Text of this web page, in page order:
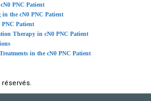
PNC Patient
the cN0 PNC Patient
Patient
Therapy in cN0 PNC Patient
in the cN0 PNC Patient